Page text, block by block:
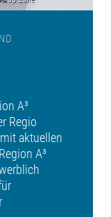
A³
Regio
aktuellen
A³